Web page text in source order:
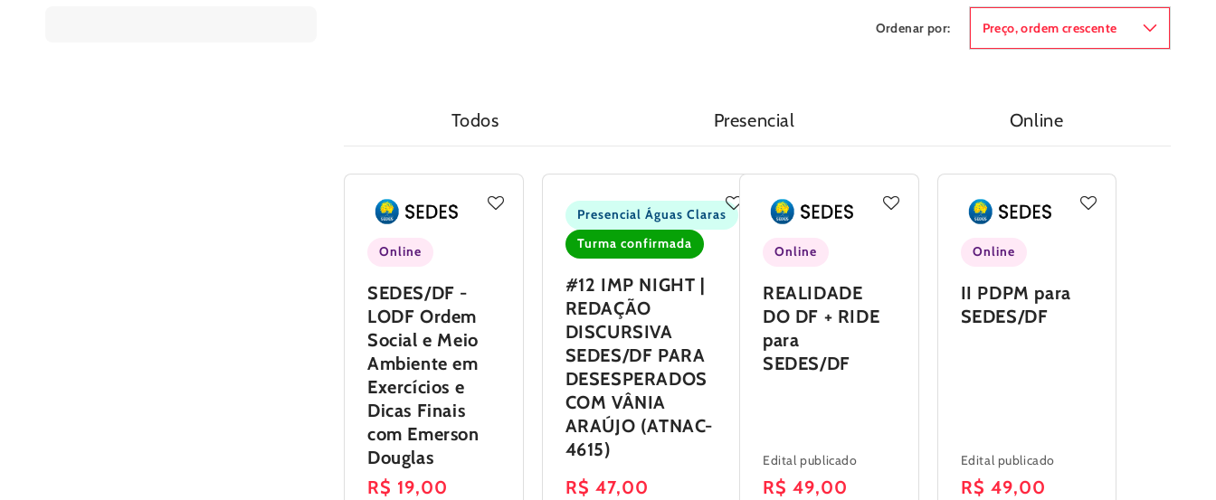
Ordenar por:
Todos Presencial Online
Online
SEDES/DF -
LODF Ordem
Social e Meio
Ambiente em
Exercícios e
Dicas Finais
com Emerson
Douglas
Preço
R$ 19,00
Presencial Águas Claras
Turma confirmada
#12 IMP NIGHT |
REDAÇÃO
DISCURSIVA
SEDES/DF PARA
DESESPERADOS
COM VÂNIA
ARAÚJO (ATNAC-
4615)
Preço
R$ 47,00
Online
REALIDADE
DO DF + RIDE
para
SEDES/DF
Edital publicado
Preço
R$ 49,00
Online
II PDPM para
SEDES/DF
Edital publicado
Preço
R$ 49,00